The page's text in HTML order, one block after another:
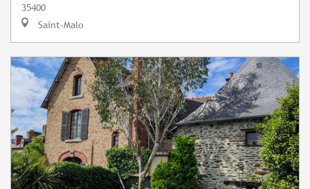
35400
Saint-Malo